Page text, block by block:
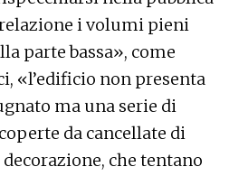
i volumi pieni
parte bassa», come
«l’edificio non presenta
ma una serie di
da cancellate di
che tentano